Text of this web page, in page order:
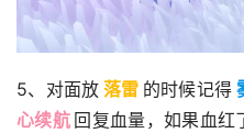
5、对面放 落雷 的时候记得
心续航 回复血量，如果血红